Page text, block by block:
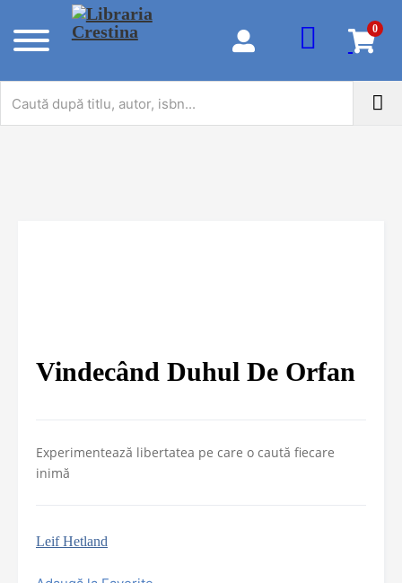
0
Vindecând Duhul De Orfan
Experimentează libertatea pe care o caută fiecare
inimă
Leif Hetland